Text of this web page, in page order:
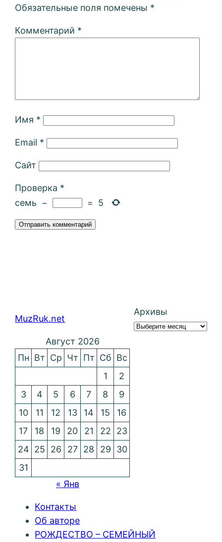
Обязательные поля помечены *
Комментарий *
Имя *
Email *
Сайт
Проверка *
семь − = 5
MuzRuk.net
Архивы
Август 2026
Пн Вт Ср Чт Пт Сб Вс
1
2
3
4 5 6 7 8
9
10
11 12 13 14 15
16
17
18 19 20 21 22
23
24 25 26 27 28 29
30
31
« Янв
Контакты
Об авторе
РОЖДЕСТВО – СЕМЕЙНЫЙ